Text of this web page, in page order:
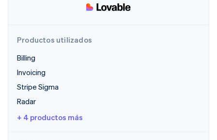
Productos utilizados
Billing
Invoicing
Stripe Sigma
Radar
+ 4 productos más